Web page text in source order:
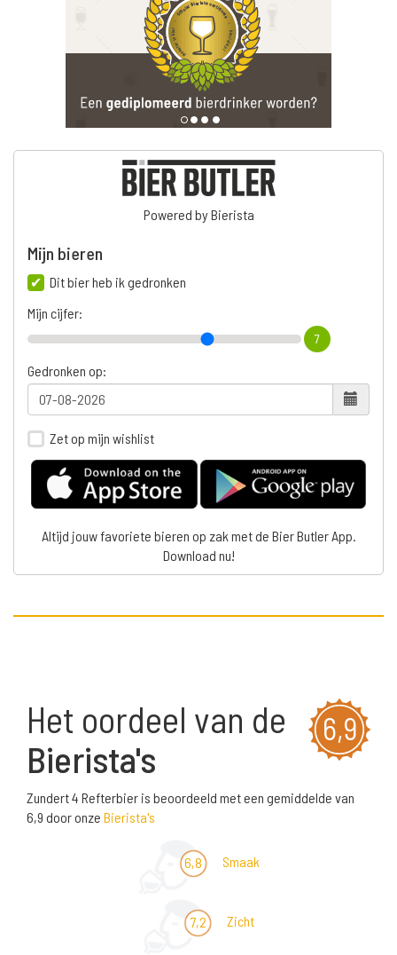
Powered by Bierista
Mijn bieren
Dit bier heb ik gedronken
Mijn cijfer:
7
Gedronken op:
Zet op mijn wishlist
Altijd jouw favoriete bieren op zak met de Bier Butler App.
Download nu!
6,9
Het oordeel van de
Bierista's
Zundert 4 Refterbier is beoordeeld met een gemiddelde van
6,9 door onze Bierista's
6,8 Smaak
7,2 Zicht